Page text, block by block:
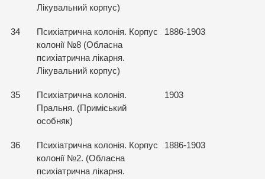
Лікувальний корпус)
34
Психіатрична колонія. Корпус
колонії №8 (Обласна
психіатрична лікарня.
Лікувальний корпус)
1886-1903
35
Психіатрична колонія.
Пральня. (Приміський
особняк)
1903
36
Психіатрична колонія. Корпус
колонії №2. (Обласна
психіатрична лікарня.
1886-1903